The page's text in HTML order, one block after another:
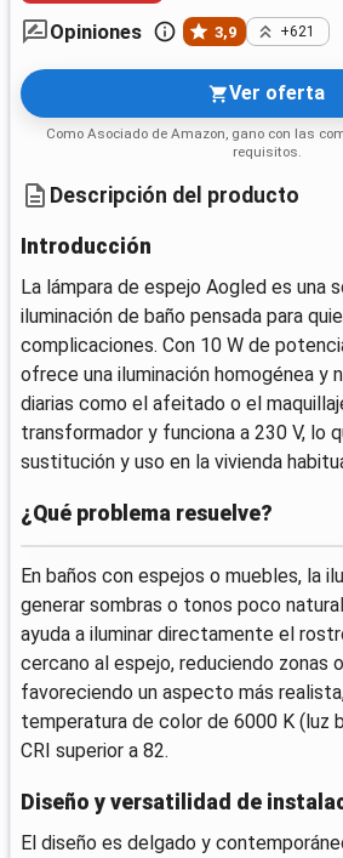
Opiniones 3,9 +621
Ver oferta
Como Asociado de Amazon, gano con las
requisitos.
Descripción del producto
Introducción
La lámpara de espejo Aogled es una
iluminación de baño pensada para
complicaciones. Con 10 W de
ofrece una iluminación homogénea y
diarias como el afeitado o el
transformador y funciona a 230 V, lo
sustitución y uso en la vivienda
¿Qué problema resuelve?
En baños con espejos o muebles, la
generar sombras o tonos poco
ayuda a iluminar directamente el
cercano al espejo, reduciendo zonas
favoreciendo un aspecto más
temperatura de color de 6000 K (luz
CRI superior a 82.
Diseño y versatilidad de
El diseño es delgado y